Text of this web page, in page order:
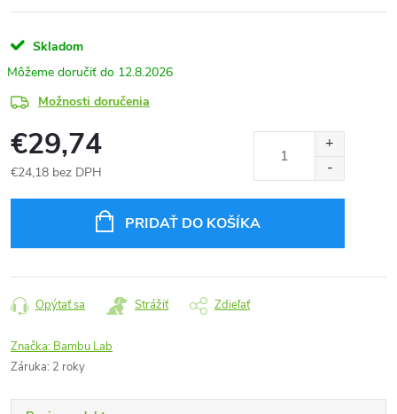
Skladom
12.8.2026
Možnosti doručenia
€29,74
€24,18 bez DPH
PRIDAŤ DO KOŠÍKA
Opýtať sa Strážiť Zdieľať
Značka: Bambu Lab
Záruka: 2 roky